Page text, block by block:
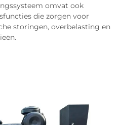
omvat ook
die zorgen voor
storingen, overbelasting en